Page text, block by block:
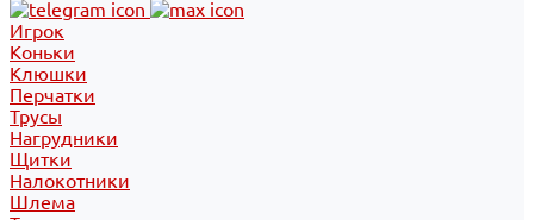
Игрок
Коньки
Клюшки
Перчатки
Трусы
Нагрудники
Щитки
Налокотники
Шлема